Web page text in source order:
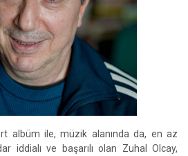
albüm ile, müzik alanında da, en az
iddialı ve başarılı olan Zuhal Olcay,